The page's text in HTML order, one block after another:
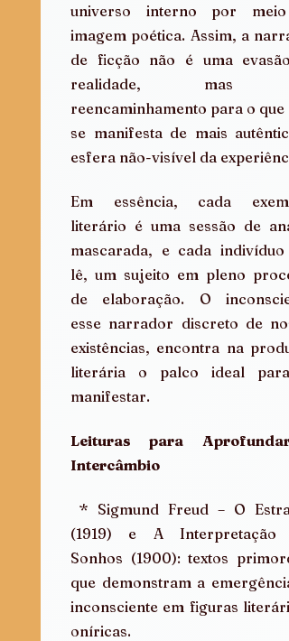
universo interno por meio
imagem poética. Assim, a
de ficção não é uma evasão
realidade, mas
reencaminhamento para o que
se manifesta de mais
esfera não-visível da
Em essência, cada
literário é uma sessão de
mascarada, e cada indivíduo
lê, um sujeito em pleno
de elaboração. O
esse narrador discreto de
existências, encontra na
literária o palco ideal para
manifestar.
Leituras para
Intercâmbio
(1919) e A Interpretação
Sonhos (1900): textos
que demonstram a
inconsciente em figuras
oníricas.